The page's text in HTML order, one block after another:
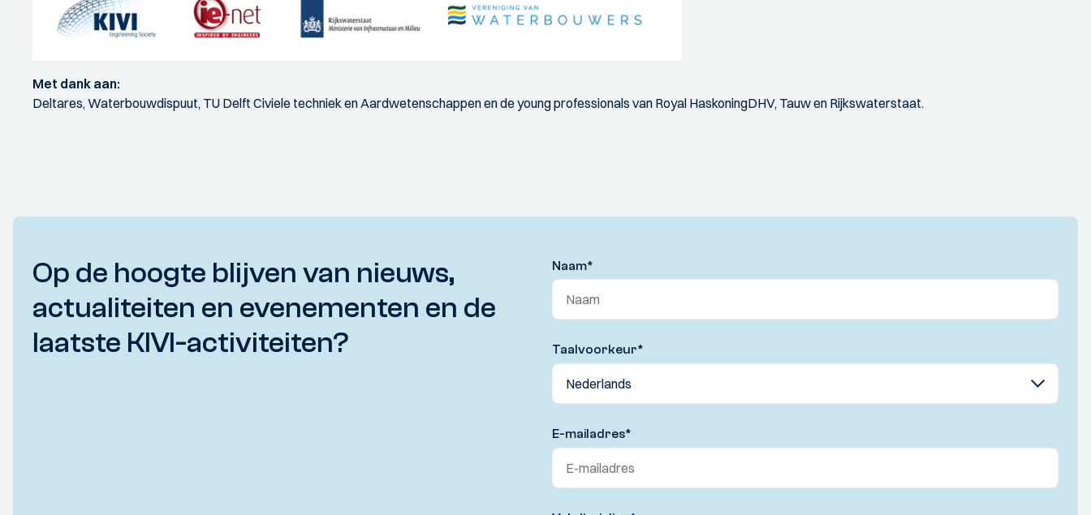
Met dank aan:
Deltares, Waterbouwdispuut, TU Delft Civiele techniek en Aardwetenschappen en de young professionals van Royal HaskoningDHV, Tauw en Rijkswaterstaat.
Op de hoogte blijven van nieuws,
actualiteiten en evenementen en de
laatste KIVI-activiteiten?
Naam*
Taalvoorkeur*
E-mailadres*